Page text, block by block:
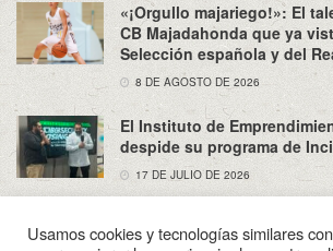
«¡Orgullo majariego!»: El
CB Majadahonda que ya
Selección española y del
8 DE AGOSTO DE 2026
El Instituto de
despide su programa de
17 DE JULIO DE 2026
Usamos cookies y tecnologías similares